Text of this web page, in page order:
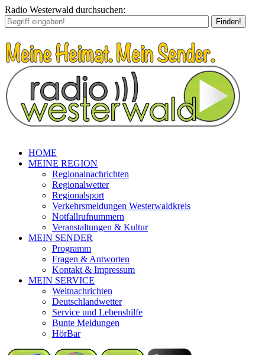
Radio Westerwald durchsuchen:
Finden!
HOME
MEINE REGION
Regionalnachrichten
Regionalwetter
Regionalsport
Verkehrsmeldungen Westerwaldkreis
Notfallrufnummern
Veranstaltungen & Kultur
MEIN SENDER
Programm
Fragen & Antworten
Kontakt & Impressum
MEIN SERVICE
Weltnachrichten
Deutschlandwetter
Service und Lebenshilfe
Bunte Meldungen
HörBar